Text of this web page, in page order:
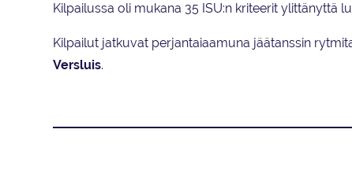
Kilpailussa oli mukana 35 ISU:n kriteerit ylittänyttä
Kilpailut jatkuvat perjantaiaamuna jäätanssin
Versluis.